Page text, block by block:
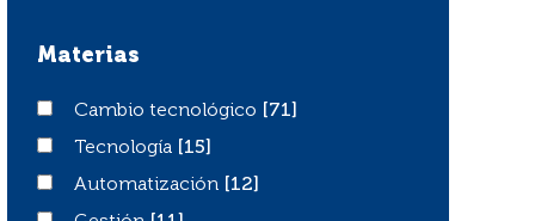
Materias
Cambio tecnológico
Cambio tecnológico
[71]
Tecnología
Tecnología
[15]
Automatización
Automatización
[12]